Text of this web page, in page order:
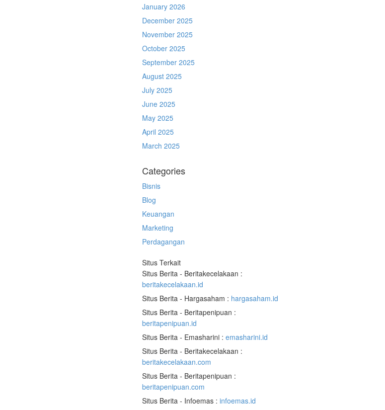
January 2026
December 2025
November 2025
October 2025
September 2025
August 2025
July 2025
June 2025
May 2025
April 2025
March 2025
Categories
Bisnis
Blog
Keuangan
Marketing
Perdagangan
Situs Terkait
Situs Berita - Beritakecelakaan :
beritakecelakaan.id
Situs Berita - Hargasaham : hargasaham.id
Situs Berita - Beritapenipuan :
beritapenipuan.id
Situs Berita - Emasharini :emasharini.id
Situs Berita - Beritakecelakaan :
beritakecelakaan.com
Situs Berita - Beritapenipuan :
beritapenipuan.com
Situs Berita - Infoemas :infoemas.id